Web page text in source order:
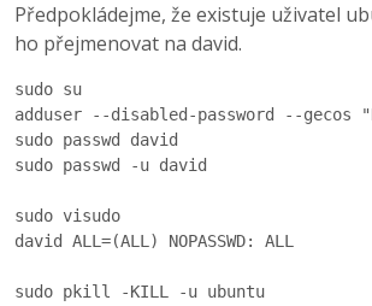
Předpokládejme, že existuje uživatel
ho přejmenovat na david.
sudo su
adduser --disabled-password --
sudo passwd david
sudo passwd -u david
sudo visudo
david ALL=(ALL) NOPASSWD: ALL
sudo pkill -KILL -u ubuntu